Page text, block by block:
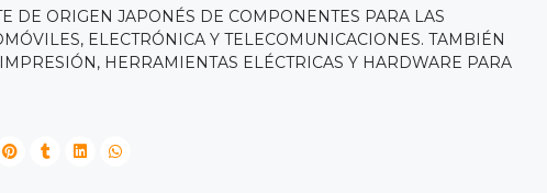
DE ORIGEN JAPONÉS DE COMPONENTES PARA LAS
ELECTRÓNICA Y TELECOMUNICACIONES. TAMBIÉN
HERRAMIENTAS ELÉCTRICAS Y HARDWARE PARA